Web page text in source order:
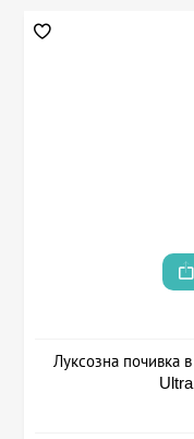
Луксозна почивка